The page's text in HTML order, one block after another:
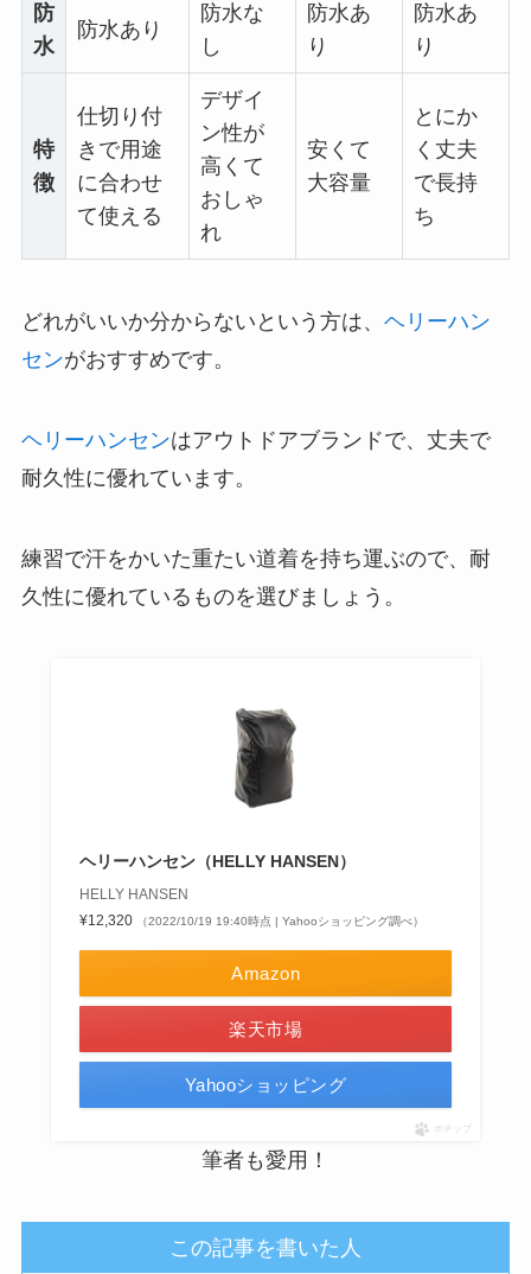
防
水
防水あり
防水な
し
防水あ
り
防水あ
り
特
徴
仕切り付
きで用途
に合わせ
て使える
デザイ
ン性が
高くて
おしゃ
れ
安くて
大容量
とにか
く丈夫
で長持
ち
どれがいいか分からないという方は、 ヘリーハン
センがおすすめです。
ヘリーハンセンはアウトドアブランドで、丈夫で
耐久性に優れています。
練習で汗をかいた重たい道着を持ち運ぶので、耐
久性に優れているものを選びましょう。
ヘリーハンセン（HELLY HANSEN）
HELLY HANSEN
¥12,320
（2022/10/19 19:40時点 | Yahooショッピング調べ）
Amazon
楽天市場
Yahooショッピング
ポチップ
筆者も愛用！
この記事を書いた人